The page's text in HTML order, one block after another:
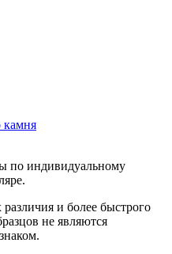
камня
по индивидуальному
и более быстрого
не являются